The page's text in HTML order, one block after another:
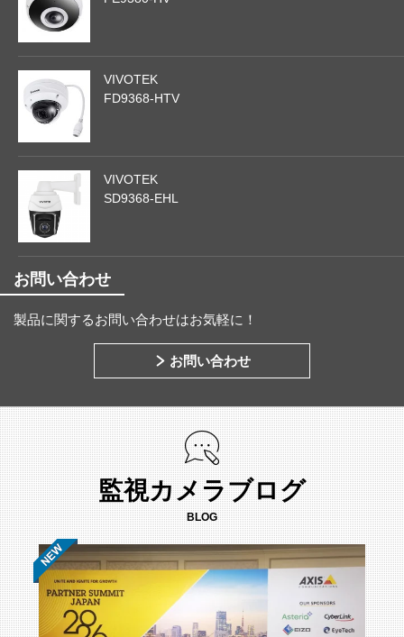
VIVOTEK
FD9368-HTV
VIVOTEK
SD9368-EHL
お問い合わせ
製品に関するお問い合わせはお気軽に！
お問い合わせ
監視カメラブログ
BLOG